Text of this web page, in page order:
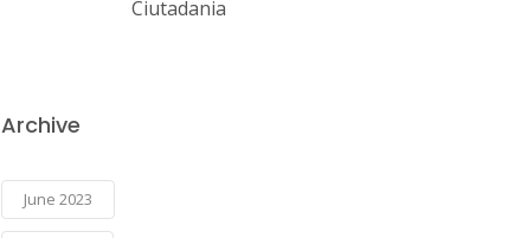
Ciutadania
Archive
June 2023